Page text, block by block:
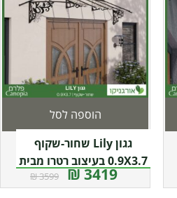
גגון Lily שחור-שקוף
0.9X3.7 בעיצוב רטרו מבית
פלרם – Canopia
3419 ₪
3599 ₪
הוספה לסל